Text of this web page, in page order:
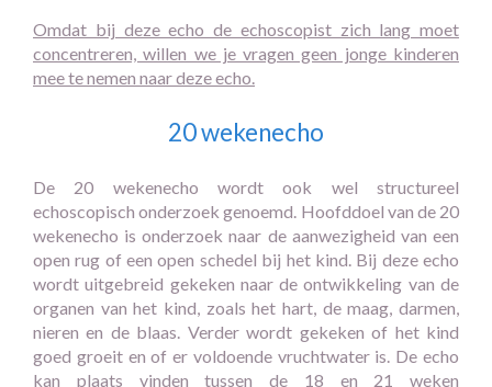
Omdat bij deze echo de echoscopist zich lang moet
concentreren, willen we je vragen geen jonge kinderen
mee te nemen naar deze echo.
20 wekenecho
De 20 wekenecho wordt ook wel structureel
echoscopisch onderzoek genoemd. Hoofddoel van de 20
wekenecho is onderzoek naar de aanwezigheid van een
open rug of een open schedel bij het kind. Bij deze echo
wordt uitgebreid gekeken naar de ontwikkeling van de
organen van het kind, zoals het hart, de maag, darmen,
nieren en de blaas. Verder wordt gekeken of het kind
goed groeit en of er voldoende vruchtwater is. De echo
kan plaats vinden tussen de 18 en 21 weken